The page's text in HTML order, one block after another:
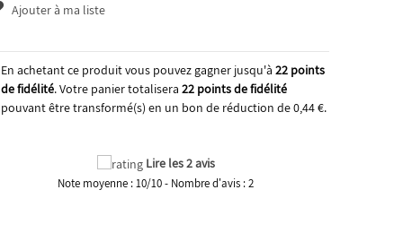
Ajouter à ma liste
En achetant ce produit vous pouvez gagner jusqu'à 22points
de fidélité. Votre panier totalisera 22points de fidélité
pouvant être transformé(s) en un bon de réduction de0,44 €.
Lire les 2 avis
Note moyenne :10/10- Nombre d'avis :2